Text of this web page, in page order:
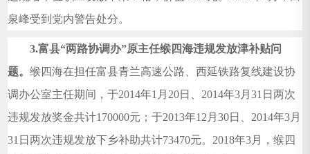
泉峰受到党内警告处分。
3.富县“两路协调办”原主任缑四海违规发放津补贴问
题。缑四海在担任富县青兰高速公路、西延铁路复线建设协
调办公室主任期间，于2014年1月20日、2014年3月31日两次
违规发放奖金共计170000元；于2013年12月30日、2014年3月
31日两次违规发放下乡补助共计73470元。2018年3月，缑四